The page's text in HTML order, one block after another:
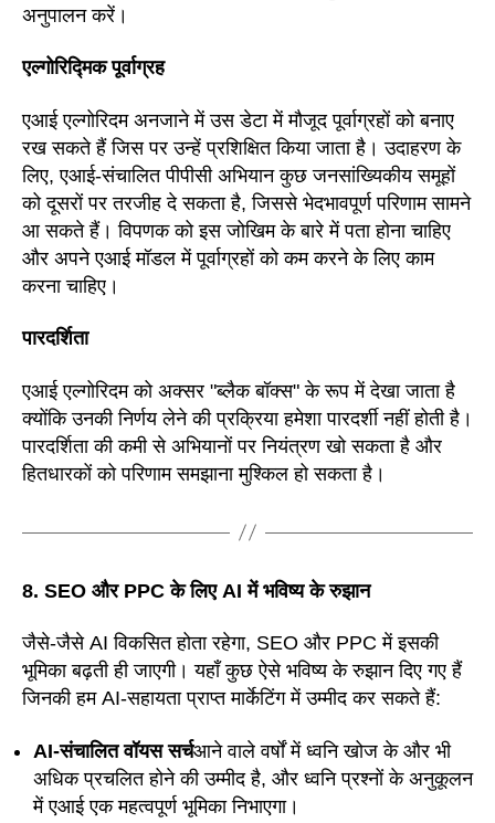
अनुपालन करें।
एल्गोरिद्मिक पूर्वाग्रह
एआई एल्गोरिदम अनजाने में उस डेटा में मौजूद पूर्वाग्रहों को बनाए
रख सकते हैं जिस पर उन्हें प्रशिक्षित किया जाता है। उदाहरण के
लिए, एआई-संचालित पीपीसी अभियान कुछ जनसांख्यिकीय समूहों
को दूसरों पर तरजीह दे सकता है, जिससे भेदभावपूर्ण परिणाम सामने
आ सकते हैं। विपणक को इस जोखिम के बारे में पता होना चाहिए
और अपने एआई मॉडल में पूर्वाग्रहों को कम करने के लिए काम
करना चाहिए।
पारदर्शिता
एआई एल्गोरिदम को अक्सर "ब्लैक बॉक्स" के रूप में देखा जाता है
क्योंकि उनकी निर्णय लेने की प्रक्रिया हमेशा पारदर्शी नहीं होती है।
पारदर्शिता की कमी से अभियानों पर नियंत्रण खो सकता है और
हितधारकों को परिणाम समझाना मुश्किल हो सकता है।
8. SEO और PPC के लिए AI में भविष्य के रुझान
जैसे-जैसे AI विकसित होता रहेगा, SEO और PPC में इसकी
भूमिका बढ़ती ही जाएगी। यहाँ कुछ ऐसे भविष्य के रुझान दिए गए हैं
जिनकी हम AI-सहायता प्राप्त मार्केटिंग में उम्मीद कर सकते हैं:
AI-संचालित वॉयस सर्चआने वाले वर्षों में ध्वनि खोज के और भी
अधिक प्रचलित होने की उम्मीद है, और ध्वनि प्रश्नों के अनुकूलन
में एआई एक महत्वपूर्ण भूमिका निभाएगा।